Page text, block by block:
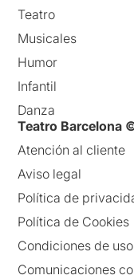
Teatro
Musicales
Humor
Infantil
Danza
Teatro Barcelona
Atención al cliente
Aviso legal
Política de
Política de Cookies
Condiciones de uso
Comunicaciones